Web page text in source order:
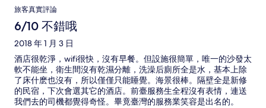
旅客真實評論
6/10 不錯哦
2018 年 1 月 3 日
酒店很乾淨，wifi很快，沒有早餐。但設施很簡單，唯一的沙發太
軟不能坐，衛生間沒有乾濕分離，洗澡后廁所全是水，基本上除
了床什麽也沒有，所以僅僅只能睡覺。海景很棒。隔壁全是新修
的民宿，下次會選其它的酒店。前臺服務生全程沒有表情，連送
我們去的司機都覺得奇怪。畢竟臺灣的服務業笑容是出名的。